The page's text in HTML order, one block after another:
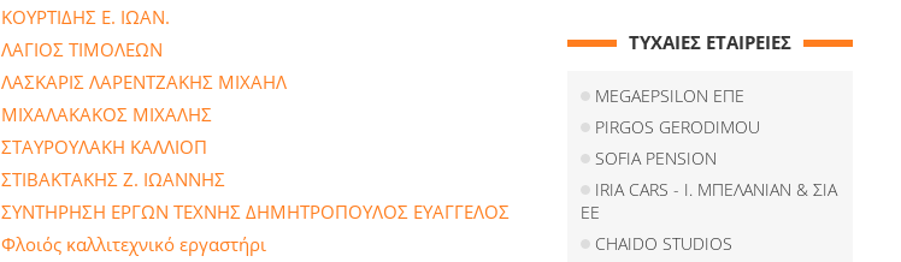
ΚΟΥΡΤΙΔΗΣ Ε. ΙΩΑΝ.
ΛΑΓΙΟΣ ΤΙΜΟΛΕΩΝ
ΛΑΣΚΑΡΙΣ ΛΑΡΕΝΤΖΑΚΗΣ ΜΙΧΑΗΛ
ΜΙΧΑΛΑΚΑΚΟΣ ΜΙΧΑΛΗΣ
ΣΤΑΥΡΟΥΛΑΚΗ ΚΑΛΛΙΟΠ
ΣΤΙΒΑΚΤΑΚΗΣ Ζ. ΙΩΑΝΝΗΣ
ΣΥΝΤΗΡΗΣΗ ΕΡΓΩΝ ΤΕΧΝΗΣ ΔΗΜΗΤΡΟΠΟΥΛΟΣ ΕΥΑΓΓΕΛΟΣ
Φλοιός καλλιτεχνικό εργαστήρι
ΤΥΧΑΙΕΣ ΕΤΑΙΡΕΙΕΣ
MEGAEPSILON ΕΠΕ
PIRGOS GERODIMOU
SOFIA PENSION
IRIA CARS - Ι. ΜΠΕΛΑΝΙΑΝ & ΣΙΑ
ΕΕ
CHAIDO STUDIOS